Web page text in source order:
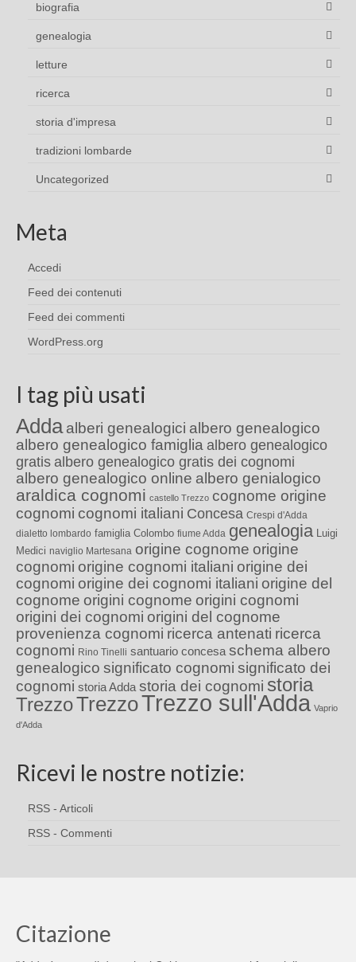
biografia
genealogia
letture
ricerca
storia d'impresa
tradizioni lombarde
Uncategorized
Meta
Accedi
Feed dei contenuti
Feed dei commenti
WordPress.org
I tag più usati
Adda alberi genealogici albero genealogico
albero genealogico famiglia albero genealogico
gratis albero genealogico gratis dei cognomi
albero genealogico online albero genialogico
araldica cognomi castello Trezzo cognome origine
cognomi cognomi italiani Concesa Crespi d'Adda
dialetto lombardo famiglia Colombo fiume Adda genealogia Luigi
Medici naviglio Martesana origine cognome origine
cognomi origine cognomi italiani origine dei
cognomi origine dei cognomi italiani origine del
cognome origini cognome origini cognomi
origini dei cognomi origini del cognome
provenienza cognomi ricerca antenati ricerca
cognomi Rino Tinelli santuario concesa schema albero
genealogico significato cognomi significato dei
cognomi storia Adda storia dei cognomi storia
TrezzoTrezzoTrezzo sull'Adda Vaprio
d'Adda
Ricevi le nostre notizie:
RSS - Articoli
RSS - Commenti
Citazione